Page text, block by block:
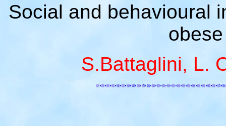
Social and behavioural
S.Battaglini, L.